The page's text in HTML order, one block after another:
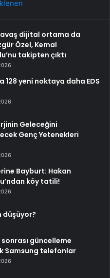
dijital ortama da
Özel, Kemal
takipten çıktı
128 yeni noktaya daha EDS
Geleceğini
Genç Yetenekleri
Bayburt: Hakan
köy tatili!
düşüyor?
güncelleme
Samsung telefonlar